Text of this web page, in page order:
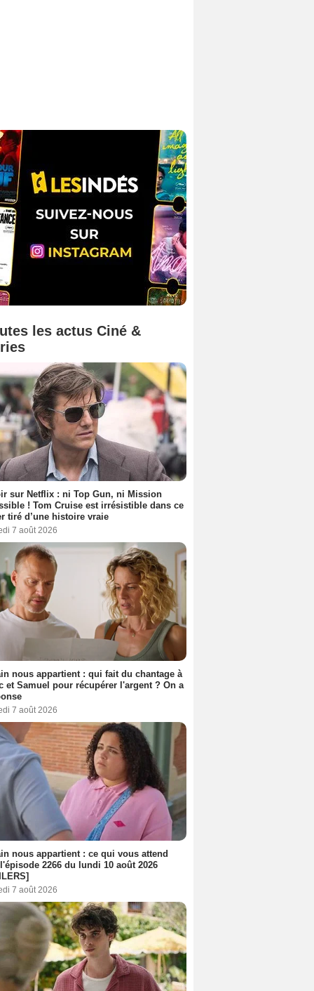
les actus Ciné &
sur Netflix : ni Top Gun, ni Mission
! Tom Cruise est irrésistible dans ce
tiré d’une histoire vraie
7 août 2026
nous appartient : qui fait du chantage à
et Samuel pour récupérer l'argent ? On a
7 août 2026
nous appartient : ce qui vous attend
2266 du lundi 10 août 2026
7 août 2026